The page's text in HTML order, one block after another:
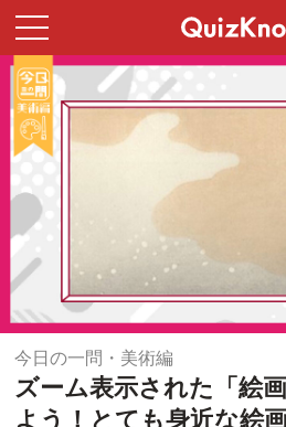
今日の一問・美術編
ズーム表示された「絵
よう！とても身近な絵